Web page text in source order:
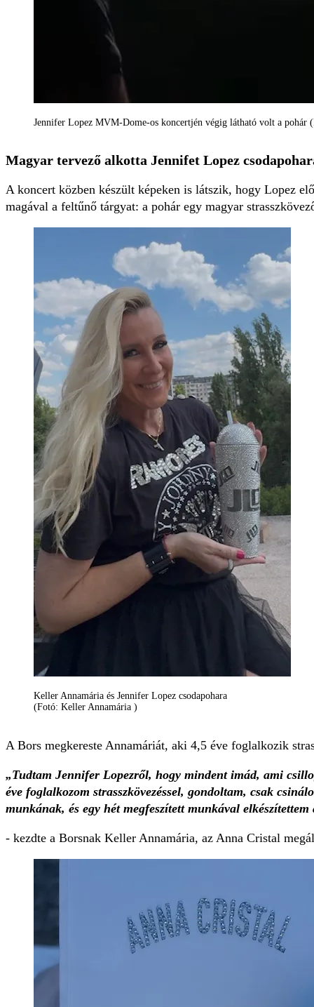
Jennifer Lopez MVM-Dome-os koncertjén végig látható volt a pohár
Magyar tervező alkotta Jennifet Lopez
A koncert közben készült képeken is látszik, hogy Lopez
magával a feltűnő tárgyat: a pohár egy magyar
Keller Annamária és Jennifer Lopez csodapohara
(Fotó: Keller Annamária )
A Bors megkereste Annamáriát, aki 4,5 éve foglalkozik
„Tudtam Jennifer Lopezről, hogy mindent imád, ami
éve foglalkozom strasszkövezéssel, gondoltam, csak
munkának, és egy hét megfeszített munkával
- kezdte a Borsnak Keller Annamária, az Anna Cristal